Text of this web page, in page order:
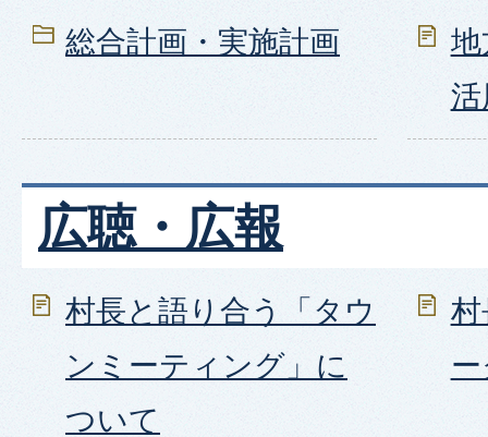
総合計画・実施計画
地
広聴・広報
村長と語り合う「タウ
ンミーティング」に
ついて